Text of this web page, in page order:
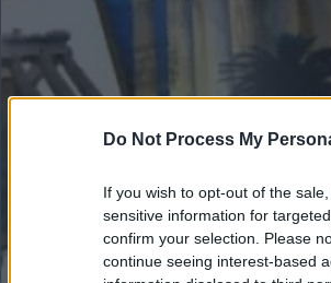
Do Not Process My
If you wish to opt-out of the
sensitive information for
confirm your selection. Please
continue seeing interest-based